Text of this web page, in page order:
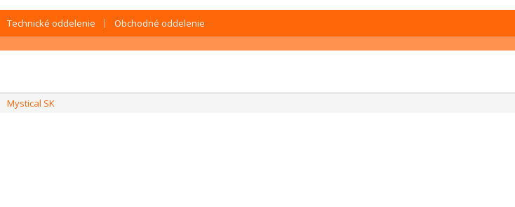
Technické oddelenie Obchodné oddelenie
Mystical SK